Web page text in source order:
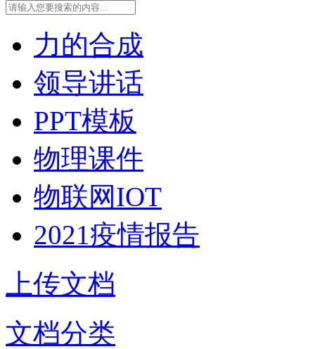
力的合成
领导讲话
PPT模板
物理课件
物联网IOT
2021疫情报告
上传文档
文档分类